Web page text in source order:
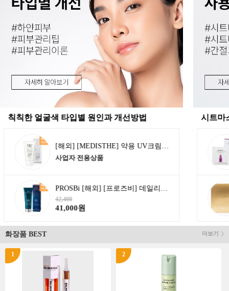
칙칙한 얼굴색 타입별 원인과 개선방법
사업자 전용상품
42,400
41,000원
시트마
화장품 BEST 더보기
1 2